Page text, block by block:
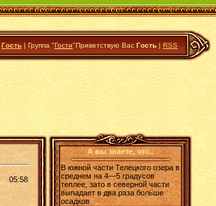
Гость | Группа "Гости"Приветствую Вас Гость | RSS
05:58
А вы знаете, что..
В южной части Телецкого озера в
среднем на 4—5 градусов
теплее, зато в северной части
выпадает в два раза больше
осадков